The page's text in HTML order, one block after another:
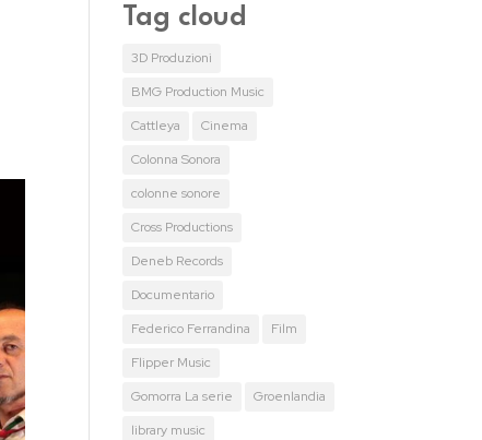
Tag cloud
3D Produzioni
BMG Production Music
Cattleya
Cinema
Colonna Sonora
colonne sonore
Cross Productions
Deneb Records
Documentario
Federico Ferrandina
Film
Flipper Music
Gomorra La serie
Groenlandia
library music